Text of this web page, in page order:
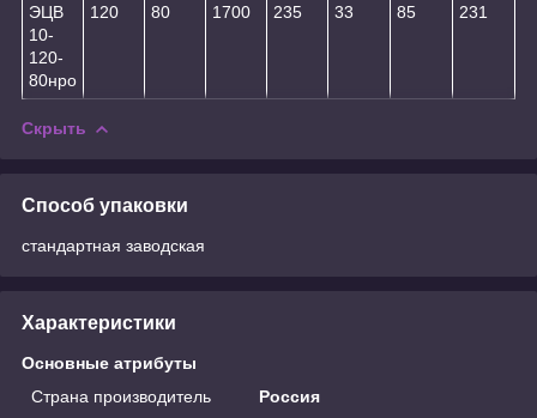
ЭЦВ
10-
120-
80нро
120 80 1700 235 33 85 231
Скрыть
Способ упаковки
стандартная заводская
Характеристики
Основные атрибуты
Страна производитель
Россия